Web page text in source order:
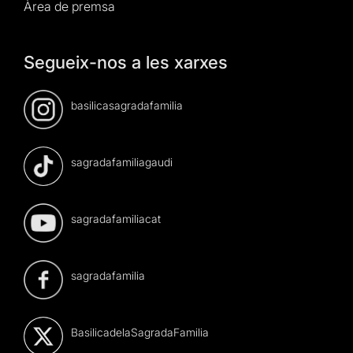
Àrea de premsa
Segueix-nos a les xarxes
basilicasagradafamilia
sagradafamiliagaudi
sagradafamiliacat
sagradafamilia
BasilicadelaSagradaFamilia